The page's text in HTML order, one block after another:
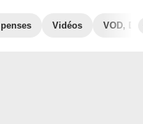
Vidéos VOD, DVD